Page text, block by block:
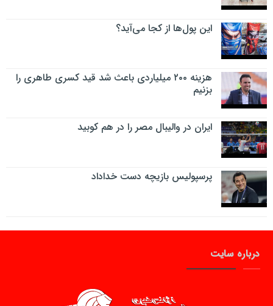
این پول‌ها از کجا می‌آید؟
هزینه ۲۰۰ میلیاردی باعث شد قید کسری طاهری را
بزنیم
ایران در والیبال مصر را در هم کوبید
پرسپولیس بازیچه دست خداداد
درباره سایت